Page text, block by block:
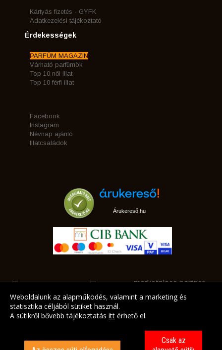
Kártyás fizetés - GYFK
Adatkezelési tájékoztató
Érdekességek
PARFÜM MAGAZIN
Várható parfümök
Top 10 női illat
Top 10 férfi illat
Facebook
Instagram
Névnap ajánló
Illatcsaládok
Árukereső.hu
marketplace partner
Weboldalunk az alapműködés, valamint a marketing és
statisztika céljából sütiket használ.
A sütikről bővebb tájékoztatás itt érhető el.
Csak az